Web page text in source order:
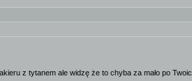
z tytanem ale widzę że to chyba za mało po